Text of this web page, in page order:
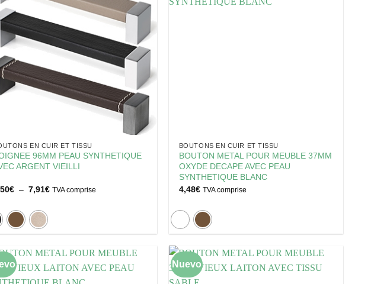
EN CUIR ET TISSU
96MM PEAU SYNTHETIQUE
ARGENT VIEILLI
€ – 7,91€Plage
TVA comprise
BOUTONS EN CUIR ET TISSU
BOUTON METAL POUR MEUBLE 37MM
OXYDE DECAPE AVEC PEAU
SYNTHETIQUE BLANC
4,48€ TVA comprise
Nuevo